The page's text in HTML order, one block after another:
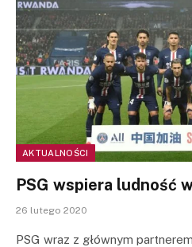
AKTUALNOŚCI
PSG wspiera ludność
26 lutego 2020
PSG wraz z głównym